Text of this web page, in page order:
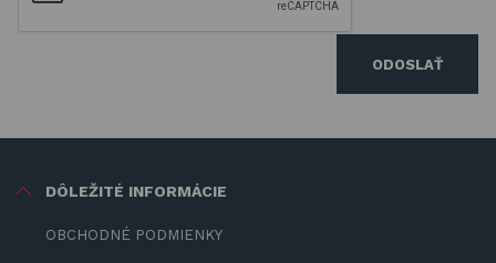
ODOSLAŤ
DÔLEŽITÉ INFORMÁCIE
OBCHODNÉ PODMIENKY